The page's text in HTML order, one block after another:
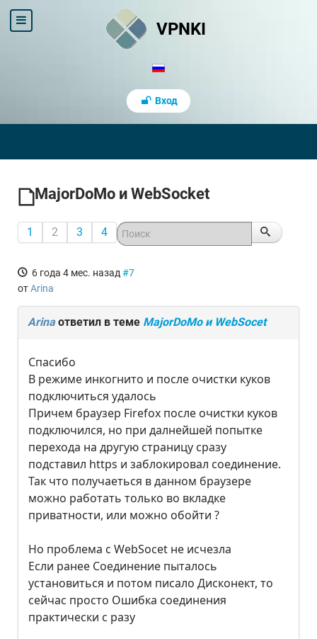
VPNKI
Вход
MajorDoMo и WebSocket
1 2 3 4
6 года 4 мес. назад #7
отArina
Arinaответил в теме MajorDoMo и WebSocet
Спасибо
В режиме инкогнито и после очистки куков
подключиться удалось
Причем браузер Firefox после очистки куков
подключился, но при далнейшей попытке
перехода на другую страницу сразу
подставил https и заблокировал соединение.
Так что получаеться в данном браузере
можно работать только во вкладке
приватности, или можно обойти ?
Но проблема с WebSocet не исчезла
Если ранее Соединение пыталось
установиться и потом писало Дисконект, то
сейчас просто Ошибка соединения
практически с разу